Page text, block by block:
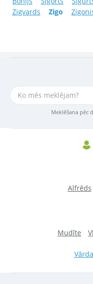
Meklēšana pēc
Alfrēds
Mudīte
Zigvards
Zigo